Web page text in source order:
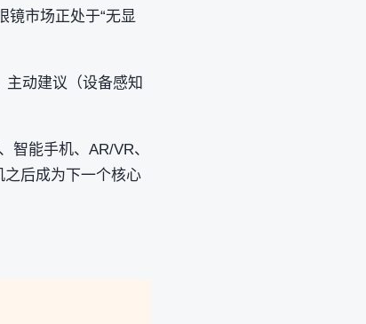
镜市场正处于“无显
主动建议（设备感知
智能手机、AR/VR、
后成为下一个核心